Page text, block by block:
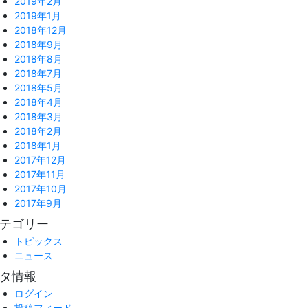
2019年1月
2018年12月
2018年9月
2018年8月
2018年7月
2018年5月
2018年4月
2018年3月
2018年2月
2018年1月
2017年12月
2017年11月
2017年10月
2017年9月
ゴリー
トピックス
ニュース
情報
ログイン